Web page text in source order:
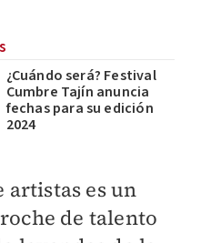
¿Cuándo será? Festival
Cumbre Tajín anuncia
fechas para su edición
2024
artistas es un
de talento